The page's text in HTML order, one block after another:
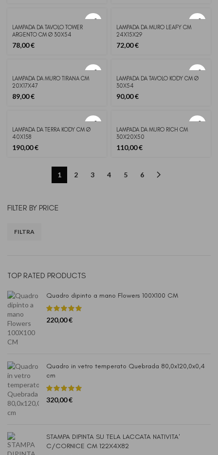
FILTER BY PRICE
FILTRA
TOP RATED PRODUCTS
Quadro dipinto a mano Flowers 100X100 CM
220,00€
Quadro in vetro temperato Quebrada 80,0x120,0x0,4
cm
320,00€
STAMPA DIPINTA SU TELA LACCATA NATIVITA'
C/CORNICE CM 122X4X82
LAMPADA DA TAVOLO TOWER
ARGENTO CM Ø 30X54
78,00€
LAMPADA DA MURO LEAFY CM
24X15X29
72,00€
LAMPADA DA MURO TIRANA CM
20X17X47
89,00€
LAMPADA DA TAVOLO KODY CM Ø
30X54
90,00€
LAMPADA DA TERRA KODY CM Ø
40X158
190,00€
LAMPADA DA MURO RICH CM
30X20X50
110,00€
1 2 3 4 5 6